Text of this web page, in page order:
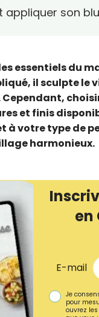
appliquer son
essentiels du
il sculpte le
et finis
votre type de
harmonieux.
en
E-mail
Je
pour
ouvrez